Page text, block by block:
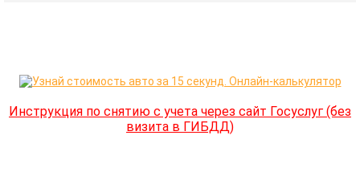
Инструкция по снятию с учета через сайт Госуслуг (без
визита в ГИБДД)